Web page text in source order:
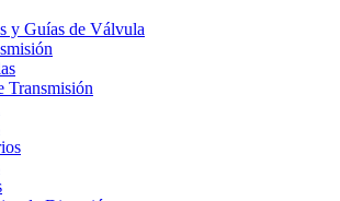
y Guías de Válvula
Transmisión